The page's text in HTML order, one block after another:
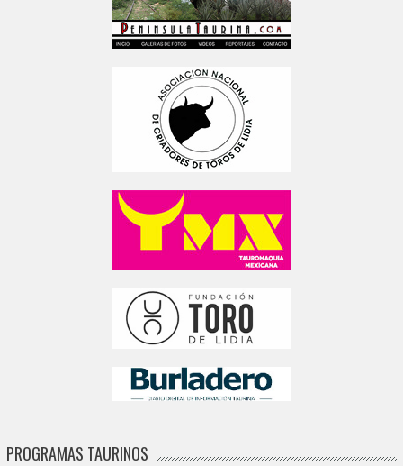
PROGRAMAS TAURINOS